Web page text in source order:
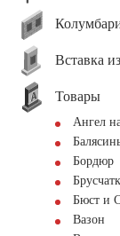
Вставка
Товары
Ангел
Бордюр
Бюст и
Вазон